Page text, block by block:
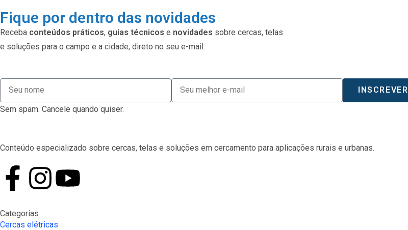
Fique por dentro das novidades
Receba conteúdos práticos, guias técnicos e novidades sobre cercas, telas
e soluções para o campo e a cidade, direto no seu e-mail.
INSCREVER
Sem spam. Cancele quando quiser.
Conteúdo especializado sobre cercas, telas e soluções em cercamento para aplicações rurais e urbanas.
Categorias
Cercas elétricas